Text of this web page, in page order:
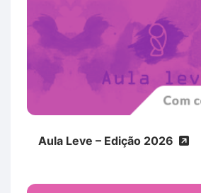
Aula Leve – Edição 2026